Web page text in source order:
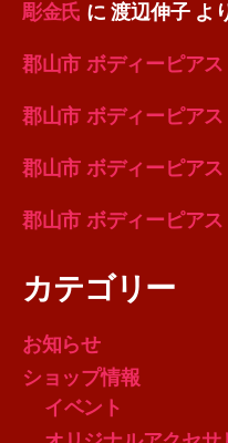
彫金氏 に渡辺伸子よ
郡山市 ボディーピアス
郡山市 ボディーピアス
郡山市 ボディーピアス
郡山市 ボディーピアス
カテゴリー
お知らせ
ショップ情報
イベント